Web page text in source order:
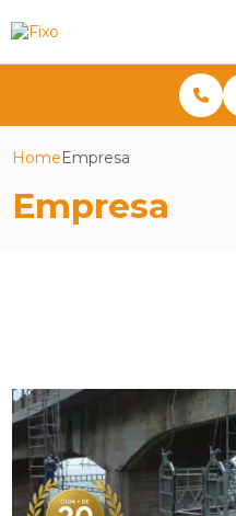
HomeEmpresa
Empresa